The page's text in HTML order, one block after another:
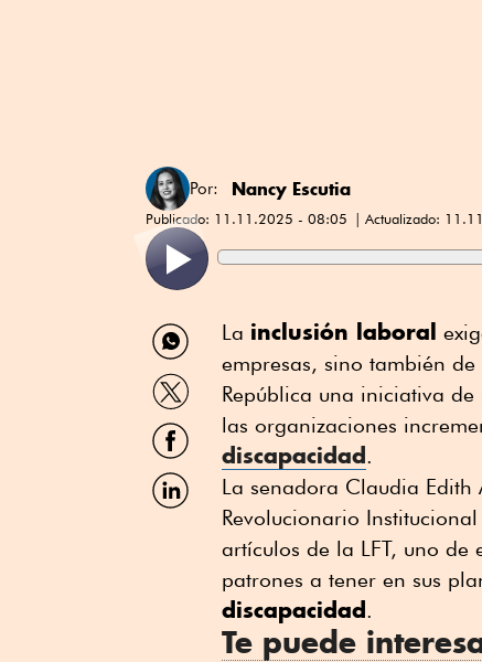
Por: Nancy Escutia
Publicado: 11.11.2025 - 08:05 Actualizado:
Compartir
por
WhatsApp
Compartir
por
Twitter
Compartir
por
Facebook
Compartir
por
La inclusión laboral
empresas, sino también
República una iniciativa
las organizaciones
discapacidad.
La senadora Claudia
Revolucionario
artículos de la LFT, uno
patrones a tener en sus
discapacidad.
Te puede